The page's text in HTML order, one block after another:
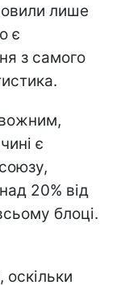
лише
є
з самого
є
20% від
блоці.